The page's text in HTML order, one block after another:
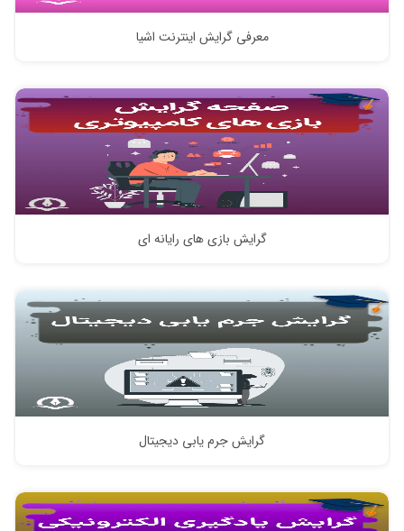
معرفی گرایش اینترنت اشیا
گرایش بازی های رایانه ای
گرایش جرم یابی دیجیتال